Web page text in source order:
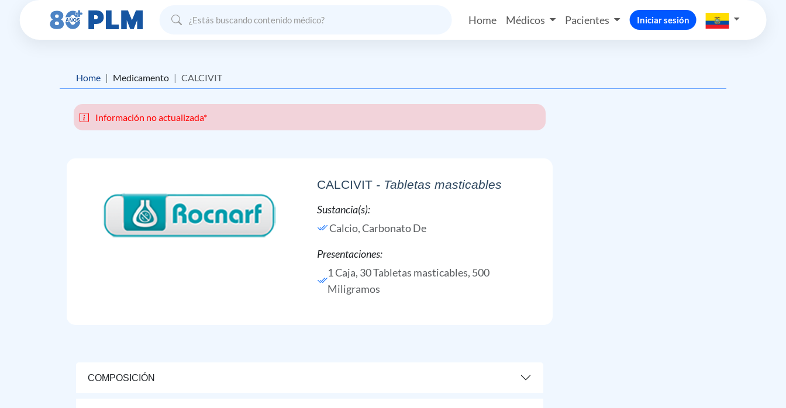
Home Médicos Pacientes Iniciar sesión
Home Medicamento CALCIVIT
Información no actualizada*
CALCIVIT - Tabletas masticables
Sustancia(s):
Calcio, Carbonato De
Presentaciones:
1 Caja, 30 Tabletas masticables, 500
Miligramos
COMPOSICIÓN